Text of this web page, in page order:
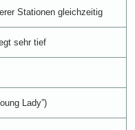
Stationen gleichzeitig
sehr tief
Lady”)